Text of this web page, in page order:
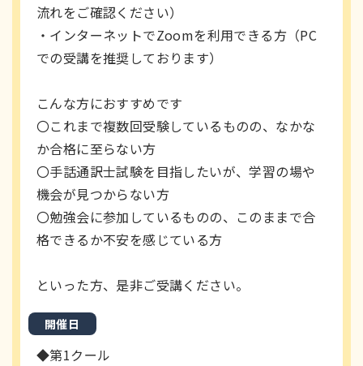
流れをご確認ください）
・インターネットでZoomを利用できる方（PC
での受講を推奨しております）
こんな方におすすめです
〇これまで複数回受験しているものの、なかな
か合格に至らない方
〇手話通訳士試験を目指したいが、学習の場や
機会が見つからない方
〇勉強会に参加しているものの、このままで合
格できるか不安を感じている方
といった方、是非ご受講ください。
開催日
◆第1クール